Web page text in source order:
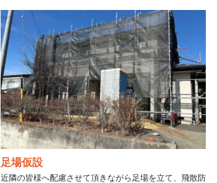
足場仮設
近隣の皆様へ配慮させて頂きながら足場を立て、飛散防